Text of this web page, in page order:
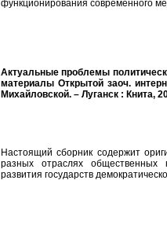
функционирования современного
Актуальные проблемы
материалы Открытой заоч.
Михайловской. – Луганск : Книта,
Настоящий сборник содержит
разных отраслях общественных
развития государств